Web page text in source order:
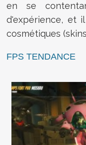
en se
d'expérience, et
cosmétiques
FPS TENDANCE